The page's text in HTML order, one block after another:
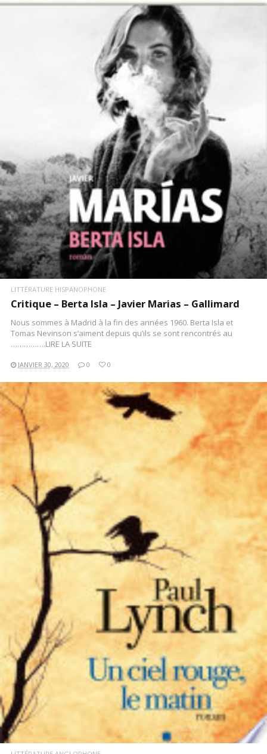
LIRE LA SUITE
LITTÉRATURE HISPANOPHONE
Critique – Berta Isla – Javier Marias – Gallimard
Nous sommes à Madrid à la fin des années 1960. Berta Isla et
Tomas Nevinson s’aiment depuis qu’ils se sont rencontrés au
…………….LIRE LA SUITE
JANVIER 30, 2020 0 0
LIRE LA SUITE